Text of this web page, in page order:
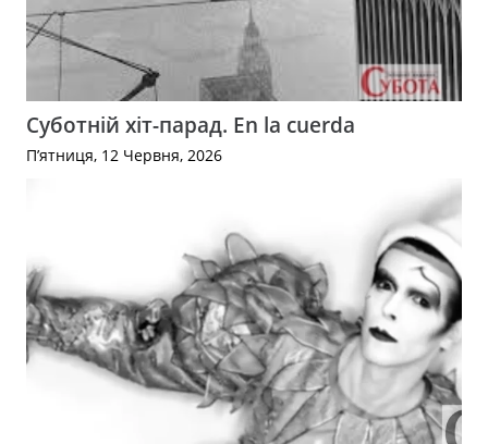
Суботній хіт-парад. En la cuerda
П’ятниця, 12 Червня, 2026